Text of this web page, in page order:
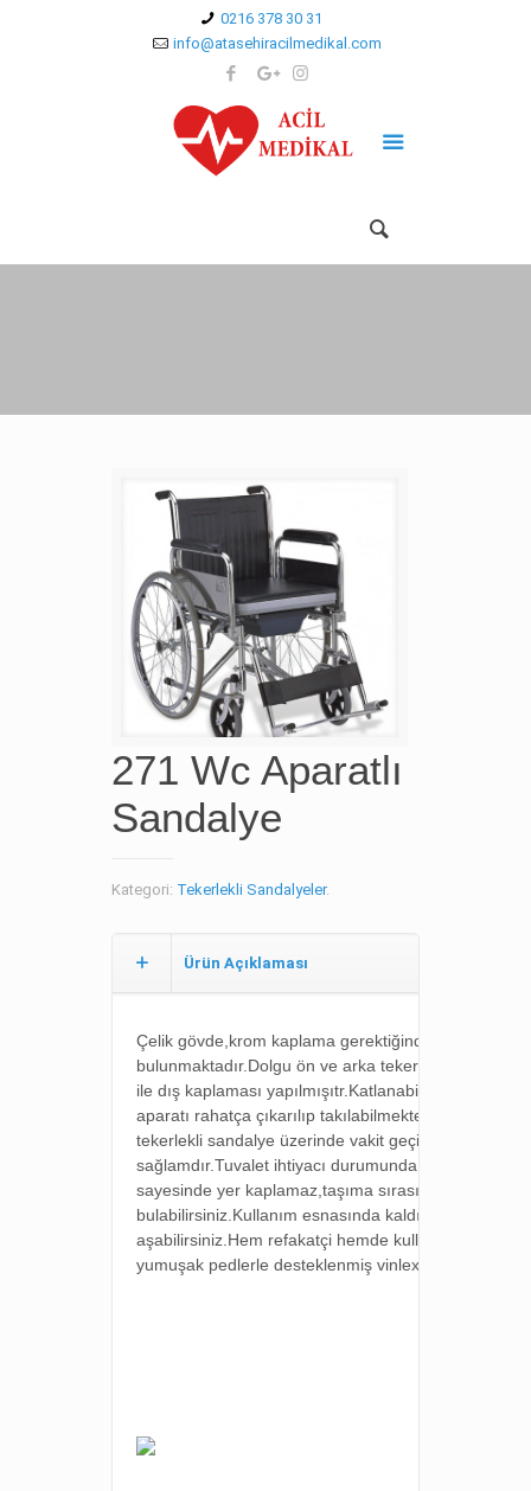
0216 378 30 31
info@atasehiracilmedikal.com
271 Wc Aparatlı
Sandalye
Kategori: Tekerlekli Sandalyeler.
Ürün Açıklaması
Çelik gövde,krom kaplama gerektiğinde
bulunmaktadır.Dolgu ön ve arka tekerler v
ile dış kaplaması yapılmışıtr.Katlanabilme
aparatı rahatça çıkarılıp takılabilmektedir.Kol
tekerlekli sandalye üzerinde vakit geçiren kişiler için
sağlamdır.Tuvalet ihtiyacı durumunda alt minder
sayesinde yer kaplamaz,taşıma sırasında hacmi
bulabilirsiniz.Kullanım esnasında kaldırım vb.
aşabilirsiniz.Hem refakatçi hemde kullanıcı
yumuşak pedlerle desteklenmiş vinlex kaplama ile